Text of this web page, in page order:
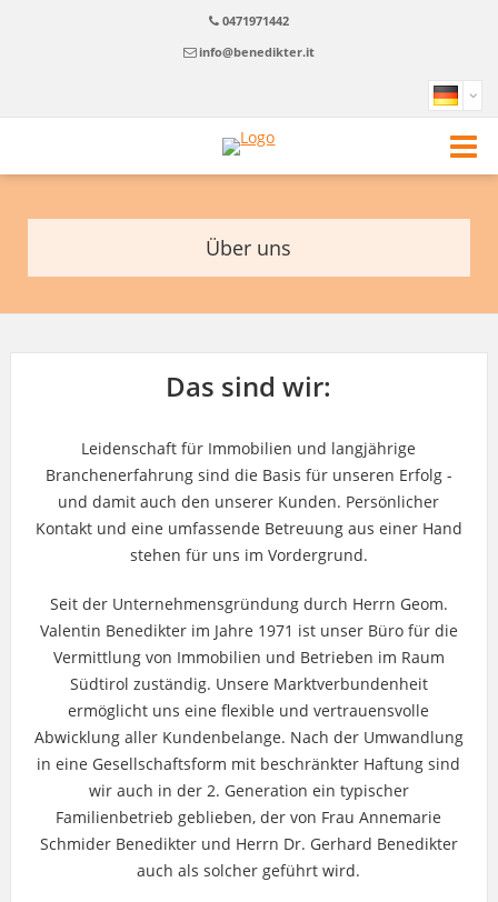
0471971442
info@benedikter.it
Über uns
Das sind wir:
Leidenschaft für Immobilien und langjährige
Branchenerfahrung sind die Basis für unseren Erfolg -
und damit auch den unserer Kunden. Persönlicher
Kontakt und eine umfassende Betreuung aus einer Hand
stehen für uns im Vordergrund.
Seit der Unternehmensgründung durch Herrn Geom.
Valentin Benedikter im Jahre 1971 ist unser Büro für die
Vermittlung von Immobilien und Betrieben im Raum
Südtirol zuständig. Unsere Marktverbundenheit
ermöglicht uns eine flexible und vertrauensvolle
Abwicklung aller Kundenbelange. Nach der Umwandlung
in eine Gesellschaftsform mit beschränkter Haftung sind
wir auch in der 2. Generation ein typischer
Familienbetrieb geblieben, der von Frau Annemarie
Schmider Benedikter und Herrn Dr. Gerhard Benedikter
auch als solcher geführt wird.